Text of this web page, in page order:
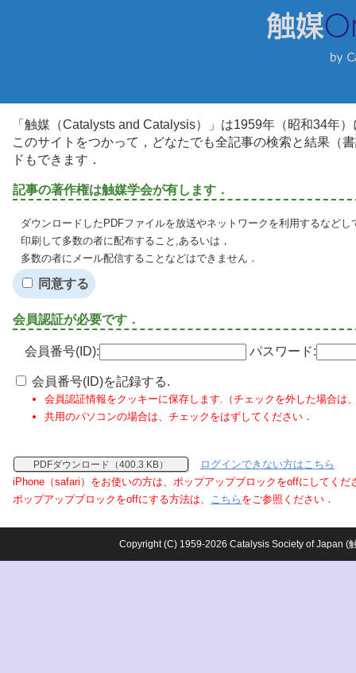
「触媒（Catalysts and Catalysis）」は1959年（昭和34年
このサイトをつかって，どなたでも全記事の検索と結果（
ドもできます．
記事の著作権は触媒学会が有します．
ダウンロードしたPDFファイルを放送やネットワークを利用するなど
印刷して多数の者に配布すること,あるいは，
多数の者にメール配信することなどはできません．
同意する
会員認証が必要です．
会員番号(ID): パスワード:
会員番号(ID)を記録する.
会員認証情報をクッキーに保存します.（チェックを外した場合は
共用のパソコンの場合は、チェックをはずしてください．
PDFダウンロード（400.3 KB）
ログインできない方はこちら
iPhone（safari）をお使いの方は、ポップアップブロックをoffにしてくだ
ポップアップブロックをoffにする方法は、 こちら をご参照ください．
Copyright (C) 1959-2026 Catalysis Society of Japan (